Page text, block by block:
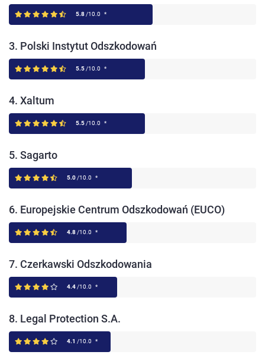
5.8 /10.0 *
3. Polski Instytut Odszkodowań
5.5 /10.0 *
4. Xaltum
5.5 /10.0 *
5. Sagarto
5.0 /10.0 *
6. Europejskie Centrum Odszkodowań (EUCO)
4.8 /10.0 *
7. Czerkawski Odszkodowania
4.4 /10.0 *
8. Legal Protection S.A.
4.1 /10.0 *